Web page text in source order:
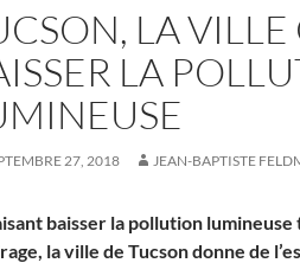
LA
LA
27, 2018 JEAN-BAPTISTE
baisser la pollution
la ville de Tucson donne de